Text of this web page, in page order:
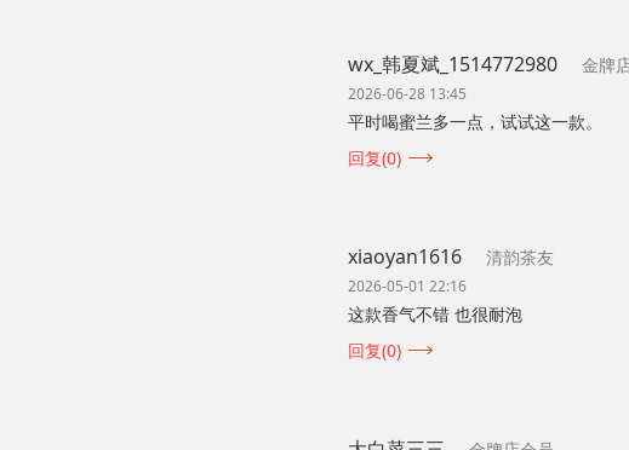
wx_韩夏斌_1514772980 金牌
2026-06-28 13:45
平时喝蜜兰多一点，试试这一款。
回复(0)
xiaoyan1616 清韵茶友
2026-05-01 22:16
这款香气不错 也很耐泡
回复(0)